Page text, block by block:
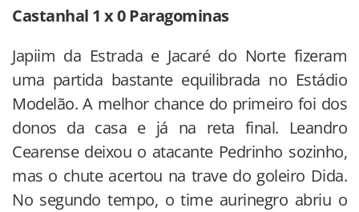
Castanhal 1 x 0 Paragominas
Japiim da Estrada e Jacaré do Norte fizeram
uma partida bastante equilibrada no Estádio
Modelão. A melhor chance do primeiro foi dos
donos da casa e já na reta final. Leandro
Cearense deixou o atacante Pedrinho sozinho,
mas o chute acertou na trave do goleiro Dida.
No segundo tempo, o time aurinegro abriu o